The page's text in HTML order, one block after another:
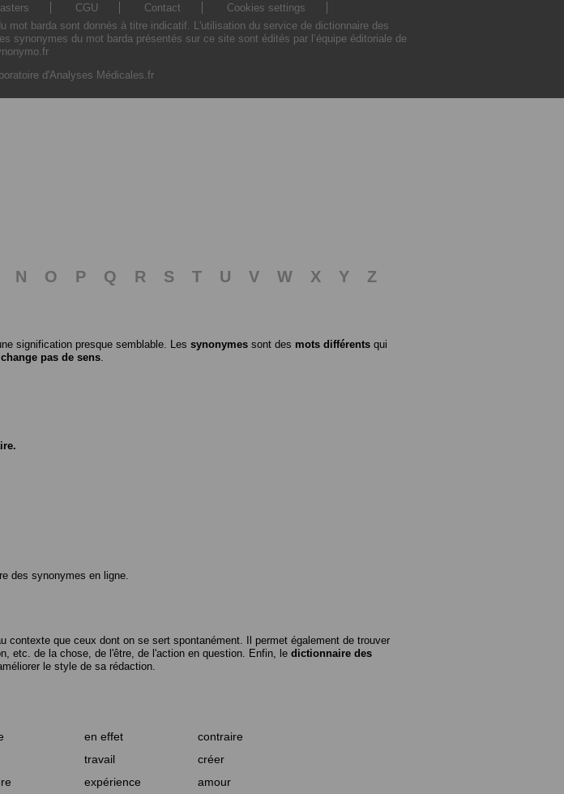
CGU Contact
Cookies settings
barda sont donnés à titre indicatif. L'utilisation du service de dictionnaire des
synonymes du mot barda présentés sur ce site sont édités par l’équipe éditoriale de
d'Analyses Médicales.fr
N O P Q R S T U V W X Y
Z
signification presque semblable. Les synonymes sont des mots différents qui
pas de sens.
des synonymes en ligne.
contexte que ceux dont on se sert spontanément. Il permet également de trouver
etc. de la chose, de l'être, de l'action en question. Enfin, le dictionnaire des
le style de sa rédaction.
en effet
contraire
travail
créer
expérience amour